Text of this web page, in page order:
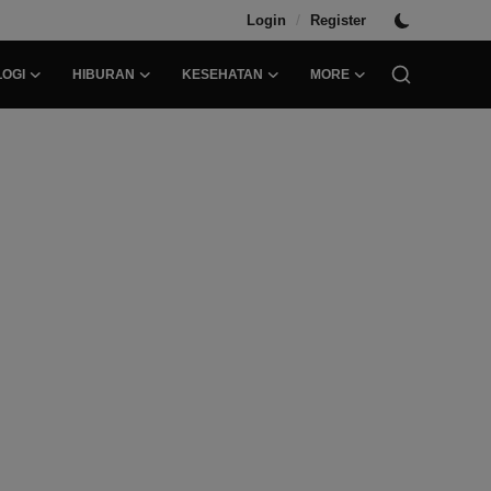
Login / Register
HIBURAN KESEHATAN MORE